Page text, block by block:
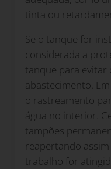
tinta ou
Se o tanque for
considerada a
tanque para evitar
abastecimento.
o rastreamento
água no interior.
tampões
reapertando
trabalho for